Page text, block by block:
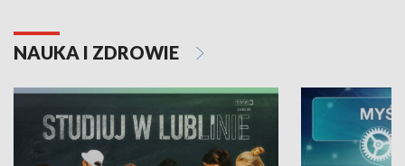
NAUKA I ZDROWIE